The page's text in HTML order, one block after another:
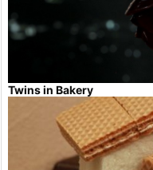
Twins in Bakery